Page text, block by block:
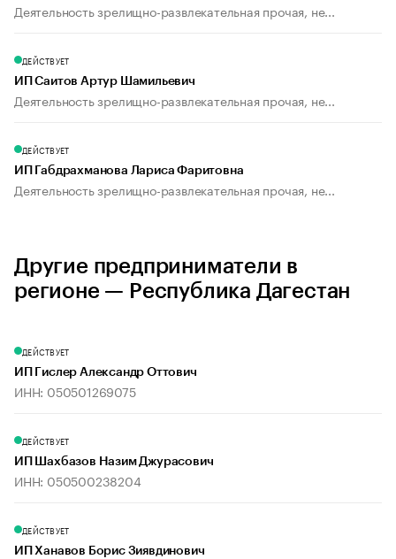
Деятельность зрелищно-развлекательная прочая, не...
ДЕЙСТВУЕТ
ИП Саитов Артур Шамильевич
Деятельность зрелищно-развлекательная прочая, не...
ДЕЙСТВУЕТ
ИП Габдрахманова Лариса Фаритовна
Деятельность зрелищно-развлекательная прочая, не...
Другие предприниматели в
регионе — Республика Дагестан
ДЕЙСТВУЕТ
ИП Гислер Александр Оттович
ИНН: 050501269075
ДЕЙСТВУЕТ
ИП Шахбазов Назим Джурасович
ИНН: 050500238204
ДЕЙСТВУЕТ
ИП Ханавов Борис Зиявдинович